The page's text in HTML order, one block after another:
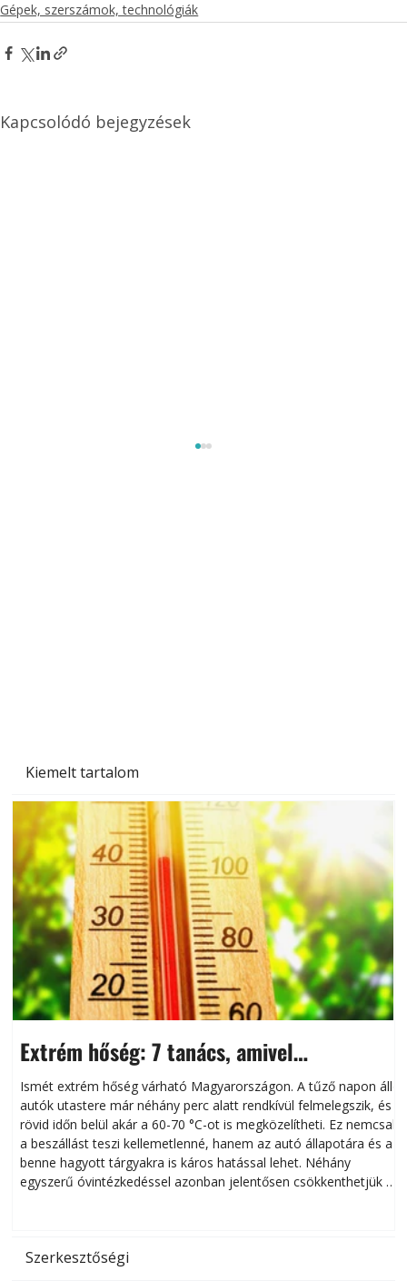
Kiemelt tartalom
Extrém hőség: 7 tanács, amivel
megóvhatjuk autónkat a nyári károktól
Ismét extrém hőség várható Magyarországon. A tűző napon álló
autók utastere már néhány perc alatt rendkívül felmelegszik, és
rövid időn belül akár a 60-70 °C-ot is megközelítheti. Ez nemcsak
a beszállást teszi kellemetlenné, hanem az autó állapotára és a
benne hagyott tárgyakra is káros hatással lehet. Néhány
egyszerű óvintézkedéssel azonban jelentősen csökkenthetjük a
Szerkesztőségi
Gépek, szerszámok, technológiák
Kapcsolódó bejegyzések